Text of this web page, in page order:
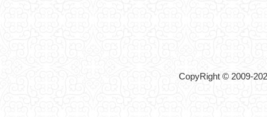
CopyRight © 2009-